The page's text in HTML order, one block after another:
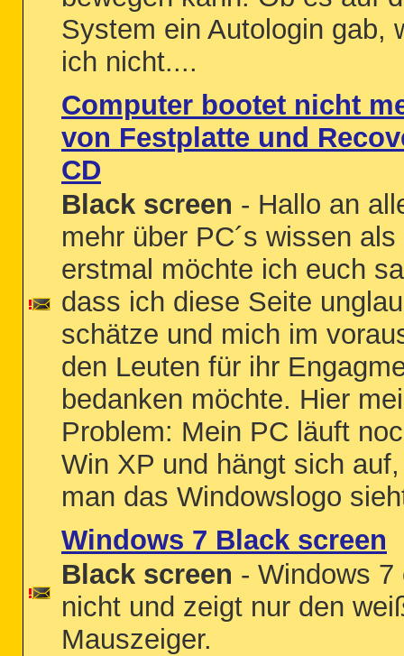
System ein Autologin gab,
ich nicht....
Computer bootet nicht
von Festplatte und
CD
Black screen - Hallo an
mehr über PC´s wissen
erstmal möchte ich euch
dass ich diese Seite
schätze und mich im
den Leuten für ihr
bedanken möchte. Hier
Problem: Mein PC läuft
Win XP und hängt sich
man das Windowslogo
Windows 7 Black screen
Black screen - Windows 7
nicht und zeigt nur den
Mauszeiger.